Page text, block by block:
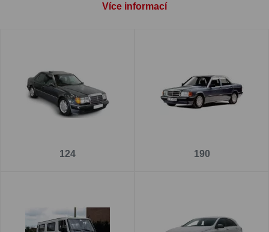
systém nebo vertikální automatický systém.
www.tazneautocar.cz
naleznete kvalitní a spolehlivé
tažné háky pro MERCEDES. Všechna tažná zařízení mají
antikorozní povrchovou úpravu
Pro správnou funkčnost tažného zařízení je nutné vybrat si
bez problémů například u našich partnerů
dílnách po celé ČR. Zoznam partnerů nájdeteTADY.
Více informací
124 190